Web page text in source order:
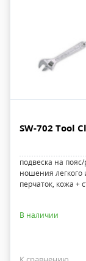
SW-702 Tool
подвеска на
ношения легкого
перчаток, кожа +
В наличии